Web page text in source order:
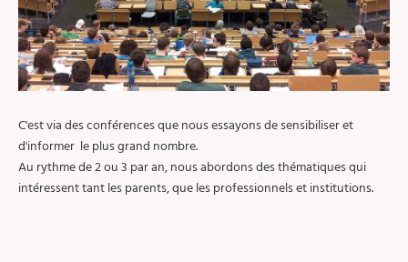
C'est via des conférences que nous essayons de sensibiliser et
d'informer le plus grand nombre.
Au rythme de 2 ou 3 par an, nous abordons des thématiques qui
intéressent tant les parents, que les professionnels et institutions.